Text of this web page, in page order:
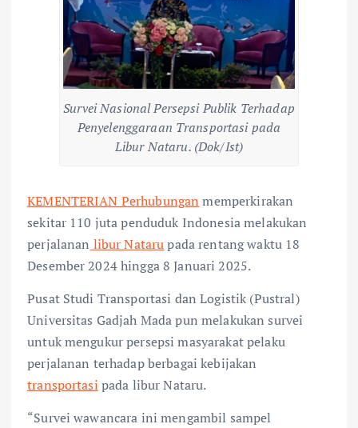
Survei Nasional Persepsi Publik Terhadap
Penyelenggaraan Transportasi pada
Libur Nataru. (Dok/Ist)
KEMENTERIAN Perhubungan memperkirakan
sekitar 110 juta penduduk Indonesia melakukan
perjalanan libur Natarupada rentang waktu 18
Desember 2024 hingga 8 Januari 2025.
Pusat Studi Transportasi dan Logistik (Pustral)
Universitas Gadjah Mada pun melakukan survei
untuk mengukur persepsi masyarakat pelaku
perjalanan terhadap berbagai kebijakan
transportasi pada libur Nataru.
“Survei wawancara ini mengambil sampel